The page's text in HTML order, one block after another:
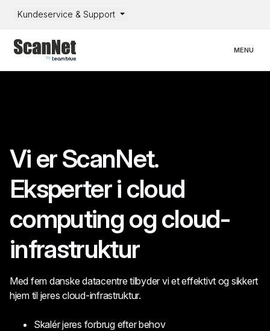
Kundeservice & Support
Toggle
MENU
Vi er ScanNet.
Eksperter i cloud
computing og cloud-
infrastruktur
Med fem danske datacentre tilbyder vi et effektivt og sikkert
hjem til jeres cloud-infrastruktur.
Skalér jeres forbrug efter behov